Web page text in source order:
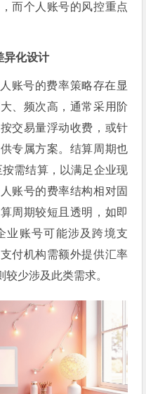
而个人账号的风控重点
异化设计
账号的费率策略存在显
、频次高，通常采用阶
交易量浮动收费，或针
专属方案。结算周期也
需结算，以满足企业现
账号的费率结构相对固
周期较短且透明，如即
业账号可能涉及跨境支
付机构需额外提供汇率
少涉及此类需求。